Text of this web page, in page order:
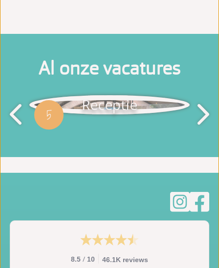
Al onze vacatures
5
Receptie
8.5 / 10 46.1K reviews